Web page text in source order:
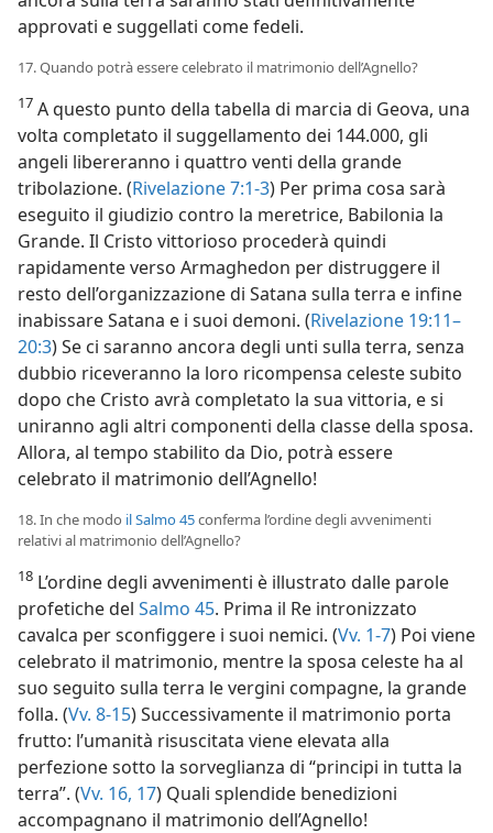
approvati e suggellati come fedeli.
17. Quando potrà essere celebrato il matrimonio dell’Agnello?
17 A questo punto della tabella di marcia di Geova, una
volta completato il suggellamento dei 144.000, gli
angeli libereranno i quattro venti della grande
tribolazione. (Rivelazione 7:1-3) Per prima cosa sarà
eseguito il giudizio contro la meretrice, Babilonia la
Grande. Il Cristo vittorioso procederà quindi
rapidamente verso Armaghedon per distruggere il
resto dell’organizzazione di Satana sulla terra e infine
inabissare Satana e i suoi demoni. (Rivelazione 19:11–
20:3) Se ci saranno ancora degli unti sulla terra, senza
dubbio riceveranno la loro ricompensa celeste subito
dopo che Cristo avrà completato la sua vittoria, e si
uniranno agli altri componenti della classe della sposa.
Allora, al tempo stabilito da Dio, potrà essere
celebrato il matrimonio dell’Agnello!
18. In che modo il Salmo 45conferma l’ordine degli avvenimenti
relativi al matrimonio dell’Agnello?
18 L’ordine degli avvenimenti è illustrato dalle parole
profetiche del Salmo 45. Prima il Re intronizzato
cavalca per sconfiggere i suoi nemici. (Vv. 1-7) Poi viene
celebrato il matrimonio, mentre la sposa celeste ha al
suo seguito sulla terra le vergini compagne, la grande
folla. (Vv. 8-15) Successivamente il matrimonio porta
frutto: l’umanità risuscitata viene elevata alla
perfezione sotto la sorveglianza di “principi in tutta la
terra”. (Vv. 16, 17) Quali splendide benedizioni
accompagnano il matrimonio dell’Agnello!